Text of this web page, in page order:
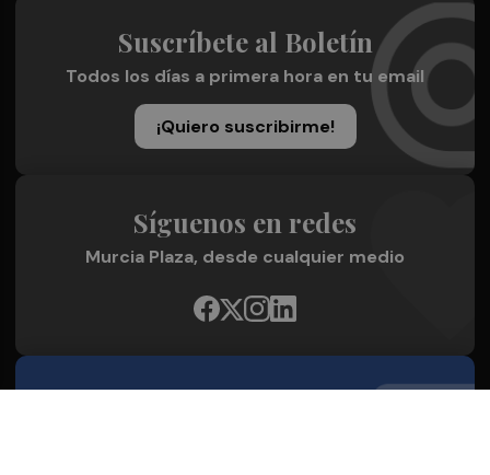
Suscríbete al Boletín
Todos los días a primera hora en tu email
¡Quiero suscribirme!
Síguenos en redes
Murcia Plaza, desde cualquier medio